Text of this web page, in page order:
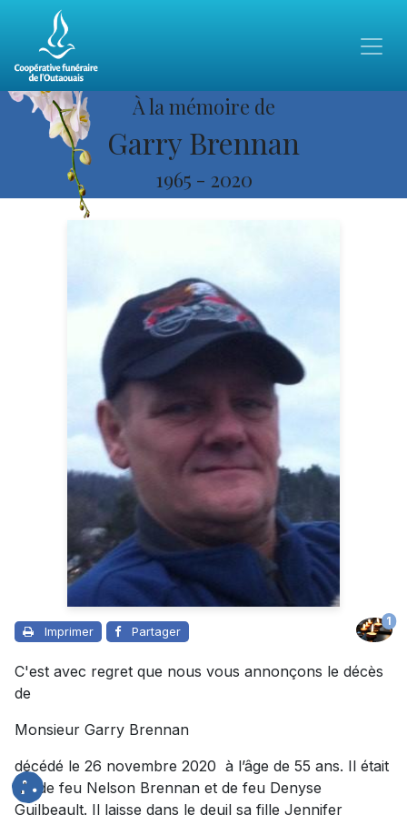
À la mémoire de
Garry Brennan
1965 - 2020
Imprimer Partager
1
C'est avec regret que nous vous annonçons le décès
de
Monsieur Garry Brennan
décédé le 26 novembre 2020 à l’âge de 55 ans. Il était
fils de feu Nelson Brennan et de feu Denyse
Guilbeault. Il laisse dans le deuil sa fille Jennifer